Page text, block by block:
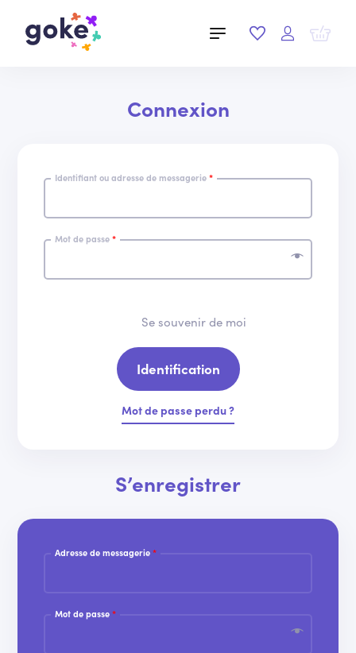
Connexion
Identifiant ou adresse de messagerie*
Mot de passe*
Se souvenir de moi
Identification
Mot de passe perdu ?
S’enregistrer
Adresse de messagerie*
Mot de passe*